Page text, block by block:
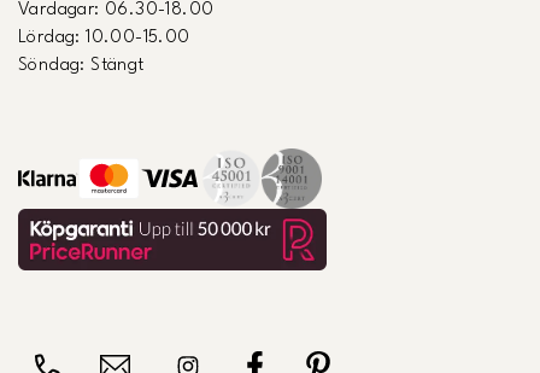
Vardagar: 06.30-18.00
Lördag: 10.00-15.00
Söndag: Stängt